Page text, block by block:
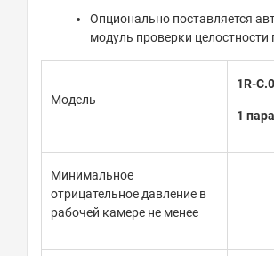
Опционально поставляется
модуль проверки целостности
Модель
1R-
1
Минимальное
отрицательное давление в
рабочей камере не менее